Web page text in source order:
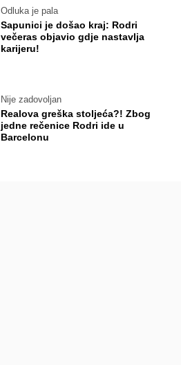
Odluka je pala
Sapunici je došao kraj: Rodri
večeras objavio gdje nastavlja
karijeru!
Nije zadovoljan
Realova greška stoljeća?! Zbog
jedne rečenice Rodri ide u
Barcelonu